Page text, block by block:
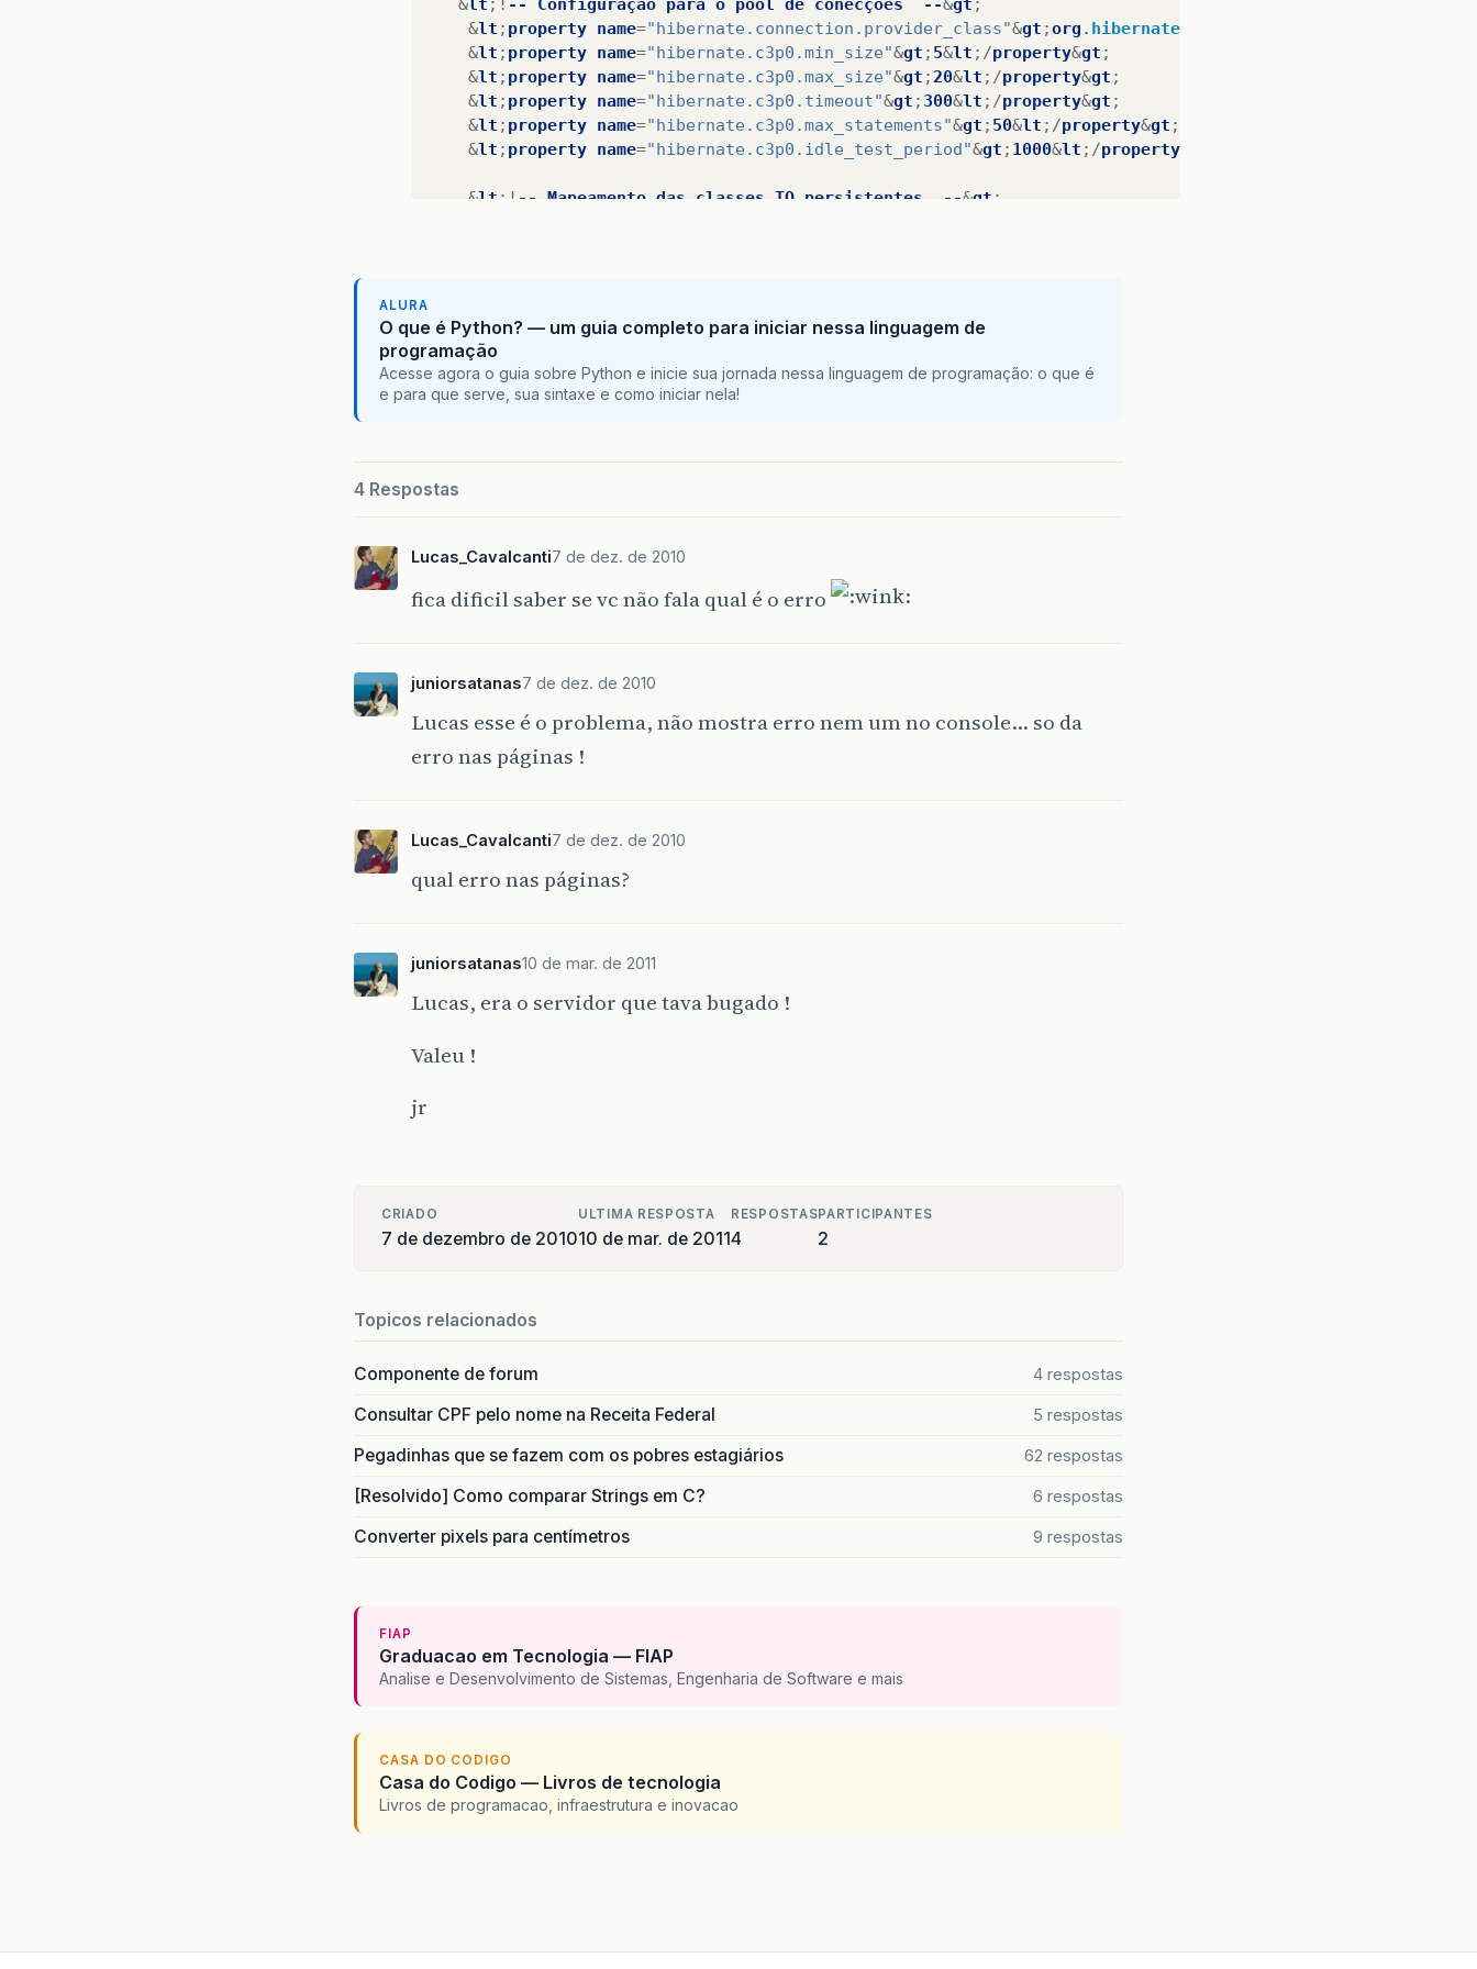
&lt ;! -- Configuração para o pool de conecções --&gt ;
&lt ; property name="hibernate.connection.provider_class"&gt ;org . hibernate
&lt ; property name="hibernate.c3p0.min_size"&gt ; 5&lt ;/property&gt ;
&lt ; property name="hibernate.c3p0.max_size"&gt ; 20&lt ;/property&gt ;
&lt ; property name="hibernate.c3p0.timeout"&gt ; 300&lt ;/property&gt ;
&lt ; property name="hibernate.c3p0.max_statements"&gt ; 50&lt ;/property&gt ;
&lt ; property name="hibernate.c3p0.idle_test_period"&gt ; 1000&lt ;/property
&lt ;! -- Mapeamento das classes TO persistentes --&gt ;
ALURA
O que é Python? — um guia completo para iniciar nessa linguagem de
programação
Acesse agora o guia sobre Python e inicie sua jornada nessa linguagem de programação: o que é
e para que serve, sua sintaxe e como iniciar nela!
4 Respostas
Lucas_Cavalcanti7 de dez. de 2010
fica dificil saber se vc não fala qual é o erro
juniorsatanas7 de dez. de 2010
Lucas esse é o problema, não mostra erro nem um no console… so da
erro nas páginas !
Lucas_Cavalcanti7 de dez. de 2010
qual erro nas páginas?
juniorsatanas10 de mar. de 2011
Lucas, era o servidor que tava bugado !
Valeu !
jr
CRIADO
7 de dezembro de 2010
ULTIMA RESPOSTA
10 de mar. de 2011
RESPOSTAS
4
PARTICIPANTES
2
Topicos relacionados
Componente de forum 4 respostas
Consultar CPF pelo nome na Receita Federal 5 respostas
Pegadinhas que se fazem com os pobres estagiários 62 respostas
[Resolvido] Como comparar Strings em C? 6 respostas
Converter pixels para centímetros 9 respostas
FIAP
Graduacao em Tecnologia — FIAP
Analise e Desenvolvimento de Sistemas, Engenharia de Software e mais
CASA DO CODIGO
Casa do Codigo — Livros de tecnologia
Livros de programacao, infraestrutura e inovacao